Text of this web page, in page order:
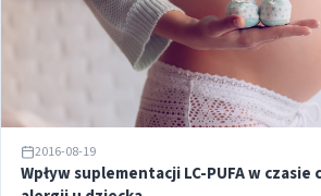
2016-08-19
Wpływ suplementacji LC-PUFA w czasie